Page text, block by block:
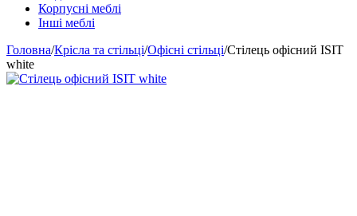
Корпусні меблі
Інші меблі
Головна/Крісла та стільці/Офісні стільці/Стілець офісний ISIT
white